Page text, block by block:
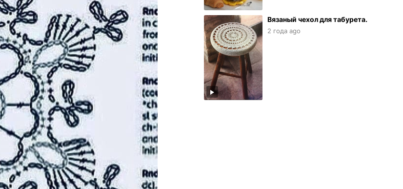
Вязаный чехол для табурета.
2 года ago